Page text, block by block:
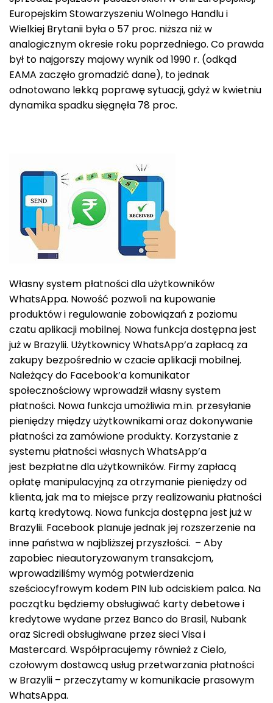
Europejskim Stowarzyszeniu Wolnego Handlu i
Wielkiej Brytanii była o 57 proc. niższa niż w
analogicznym okresie roku poprzedniego. Co prawda
był to najgorszy majowy wynik od 1990 r. (odkąd
EAMA zaczęło gromadzić dane), to jednak
odnotowano lekką poprawę sytuacji, gdyż w kwietniu
dynamika spadku sięgnęła 78 proc.
Własny system płatności dla użytkowników
WhatsAppa. Nowość pozwoli na kupowanie
produktów i regulowanie zobowiązań z poziomu
czatu aplikacji mobilnej. Nowa funkcja dostępna jest
już w Brazylii. Użytkownicy WhatsApp’a zapłacą za
zakupy bezpośrednio w czacie aplikacji mobilnej.
Należący do Facebook’a komunikator
społecznościowy wprowadził własny system
płatności. Nowa funkcja umożliwia m.in. przesyłanie
pieniędzy między użytkownikami oraz dokonywanie
płatności za zamówione produkty. Korzystanie z
systemu płatności własnych WhatsApp’a
jest bezpłatne dla użytkowników. Firmy zapłacą
opłatę manipulacyjną za otrzymanie pieniędzy od
klienta, jak ma to miejsce przy realizowaniu płatności
kartą kredytową. Nowa funkcja dostępna jest już w
Brazylii. Facebook planuje jednak jej rozszerzenie na
inne państwa w najbliższej przyszłości. – Aby
zapobiec nieautoryzowanym transakcjom,
wprowadziliśmy wymóg potwierdzenia
sześciocyfrowym kodem PIN lub odciskiem palca. Na
początku będziemy obsługiwać karty debetowe i
kredytowe wydane przez Banco do Brasil, Nubank
oraz Sicredi obsługiwane przez sieci Visa i
Mastercard. Współpracujemy również z Cielo,
czołowym dostawcą usług przetwarzania płatności
w Brazylii – przeczytamy w komunikacie prasowym
WhatsAppa.